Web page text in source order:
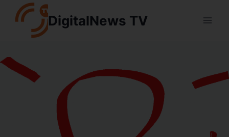
contenu
DigitalNews TV